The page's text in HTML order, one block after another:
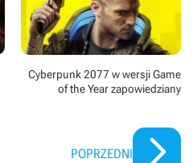
Cyberpunk 2077 w wersji Game
of the Year zapowiedziany
POPRZEDNI